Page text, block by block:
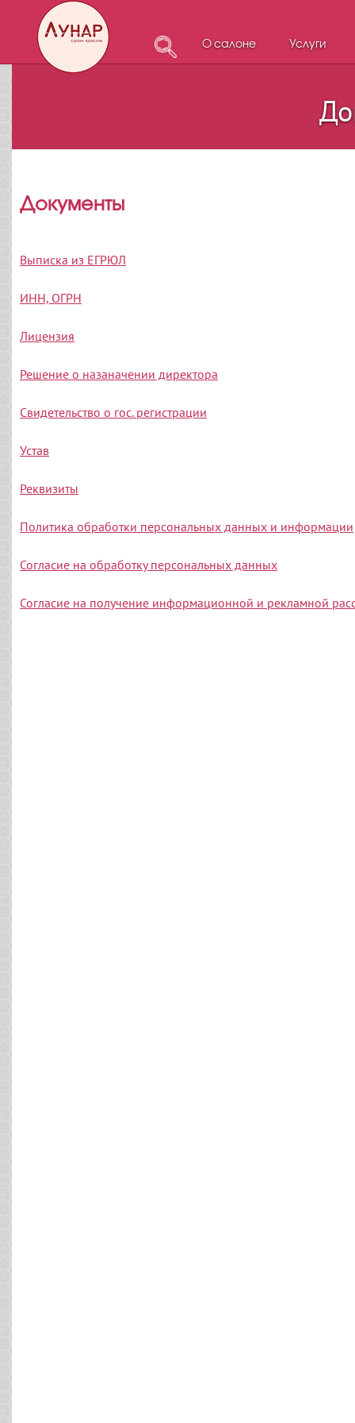
О салоне Услуги
Документы
Выписка из ЕГРЮЛ
ИНН, ОГРН
Лицензия
Решение о назаначении директора
Свидетельство о гос. регистрации
Устав
Реквизиты
Политика обработки персональных данных и информации
Согласие на обработку персональных данных
Согласие на получение информационной и рекламной